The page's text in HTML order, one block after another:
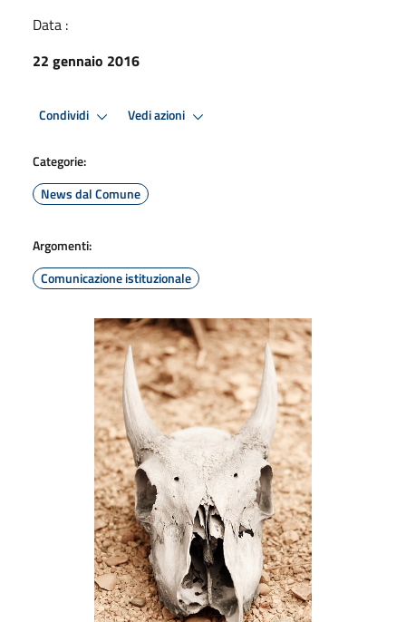
Data :
22 gennaio 2016
Condividi Vedi azioni
Categorie:
News dal Comune
Argomenti:
Comunicazione istituzionale